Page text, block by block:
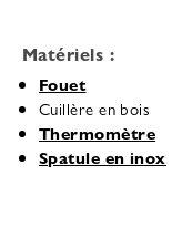
Matériels :
Fouet
Cuillère en bois
Thermomètre
Spatule en inox